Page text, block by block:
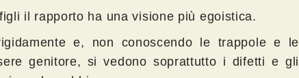
il rapporto ha una visione più egoistica.
e, non conoscendo le trappole e le
genitore, si vedono soprattutto i difetti e gli